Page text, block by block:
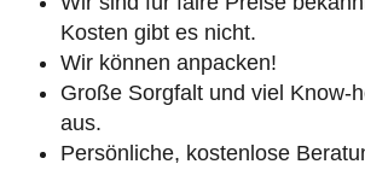
Kosten gibt es nicht.
Wir können anpacken!
Große Sorgfalt und viel Know-
aus.
Persönliche, kostenlose